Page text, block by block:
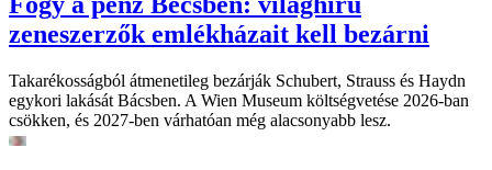
zeneszerzők emlékházait kell bezárni
Takarékosságból átmenetileg bezárják Schubert, Strauss és Haydn
egykori lakását Bácsben. A Wien Museum költségvetése 2026-ban
csökken, és 2027-ben várhatóan még alacsonyabb lesz.